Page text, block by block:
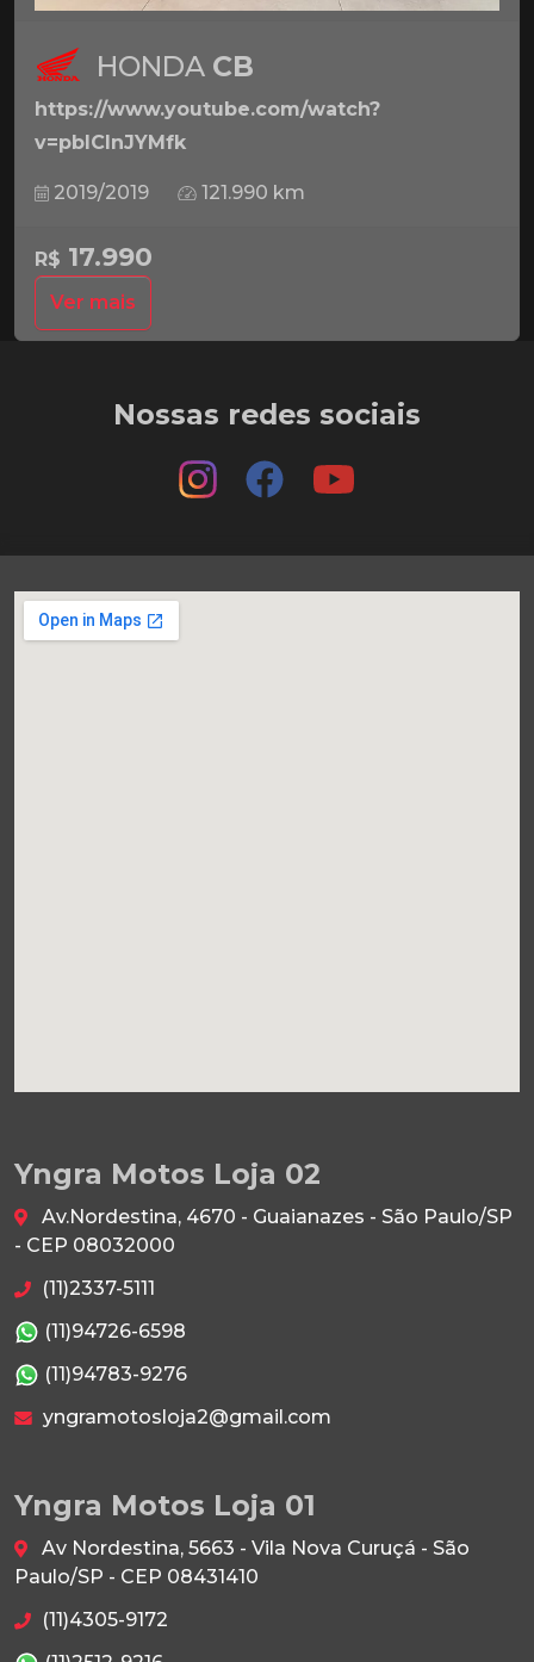
HONDA CB
https://www.youtube.com/watch?
v=pbICInJYMfk
2019/2019 121.990 km
R$ 17.990
Ver mais
Nossas redes sociais
Yngra Motos Loja 02
Av.Nordestina, 4670 - Guaianazes - São Paulo/SP
- CEP 08032000
(11)2337-5111
(11)94726-6598
(11)94783-9276
yngramotosloja2@gmail.com
Yngra Motos Loja 01
Av Nordestina, 5663 - Vila Nova Curuçá - São
Paulo/SP - CEP 08431410
(11)4305-9172